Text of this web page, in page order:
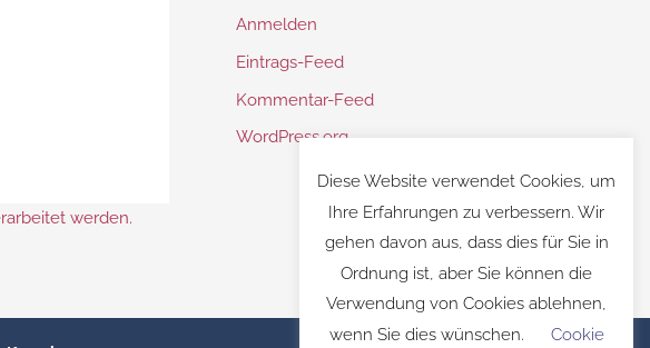
werden.
Anmelden
Eintrags-Feed
Kommentar-Feed
WordPress.org
Diese Website verwendet Cookies, um
Ihre Erfahrungen zu verbessern. Wir
gehen davon aus, dass dies für Sie in
Ordnung ist, aber Sie können die
Verwendung von Cookies ablehnen,
wenn Sie dies wünschen.
Cookie